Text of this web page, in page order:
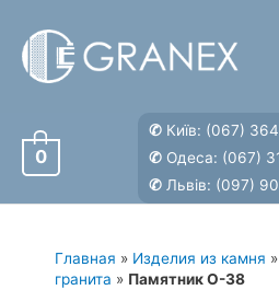
содержимому
0
✆ Київ: (067)
✆ Одеса: (067)
✆ Львів: (097)
Главная » Изделия из камня »
гранита » Памятник О-38